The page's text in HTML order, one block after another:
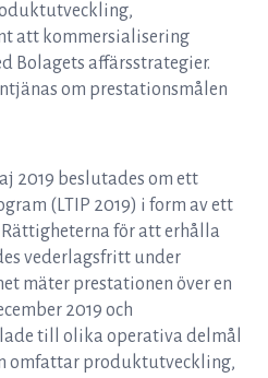
att kommersialisering
Bolagets affärsstrategier.
om prestationsmålen
2019 beslutades om ett
(LTIP 2019) i form av ett
för att erhålla
vederlagsfritt under
mäter prestationen över en
2019 och
till olika operativa delmål
omfattar produktutveckling,